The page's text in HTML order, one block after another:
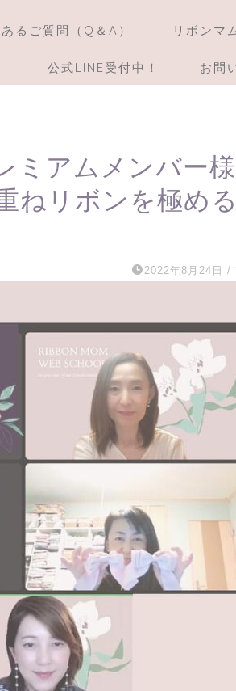
るご質問（Q＆A） リボンマ
公式LINE受付中！ お問
ミアムメンバー
ねリボンを極める
2022年8月24日 /